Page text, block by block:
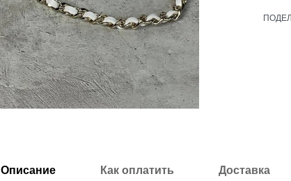
Описание Как оплатить Доставка